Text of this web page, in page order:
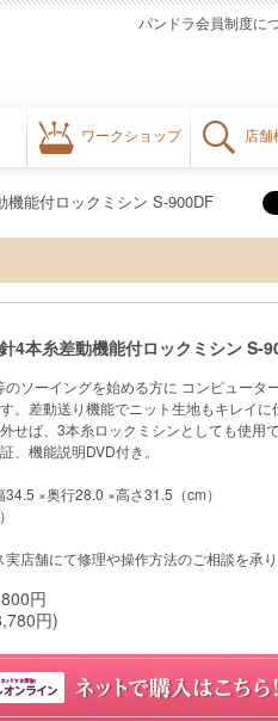
ワークショップ 店舗
パンドラ会員制度に
機能付ロックミシン S-900DF
4本糸差動機能付ロックミシン S-
のソーイングを始める方に コンピュータ
。差動送り機能でニット生地もキレイに
せば、3本糸ロックミシンとしても使用で
、機能説明DVD付き。
×奥行28.0 ×高さ31.5（cm）
店舗にて修理や操作方法のご相談を承り
円
円)